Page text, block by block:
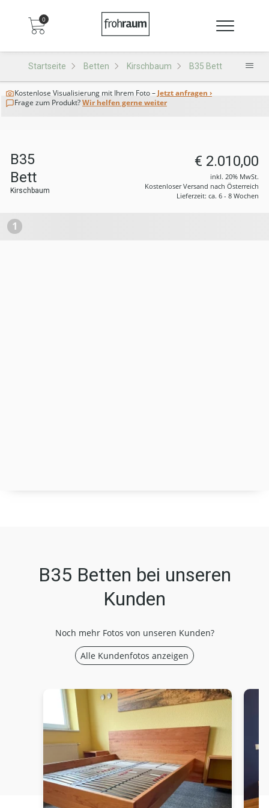
0
Startseite Betten Kirschbaum B35 Bett
Kostenlose Visualisierung mit Ihrem Foto – Jetzt anfragen ›
Frage zum Produkt?Wir helfen gerne weiter
B35
Bett
Kirschbaum
€ 2.010,00
inkl. 20% MwSt.
Kostenloser Versand nach Österreich
Lieferzeit: ca. 6 - 8 Wochen
1
B35 Betten bei unseren
Kunden
Noch mehr Fotos von unseren Kunden?
Alle Kundenfotos anzeigen